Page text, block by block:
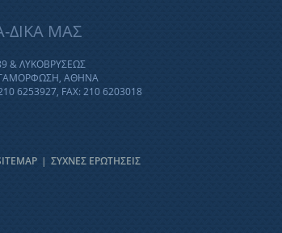
ΔΙΚΑ ΜΑΣ
& ΛΥΚΟΒΡΥΣΕΩΣ
ΑΘΗΝΑ
6253927, FAX: 210 6203018
| ΣΥΧΝΕΣ ΕΡΩΤΗΣΕΙΣ